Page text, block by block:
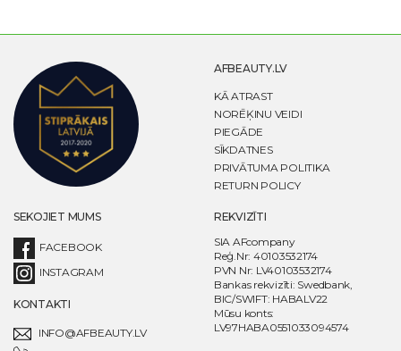
AFBEAUTY.LV
KĀ ATRAST
NORĒĶINU VEIDI
PIEGĀDE
SĪKDATNES
PRIVĀTUMA POLITIKA
RETURN POLICY
SEKOJIET MUMS
FACEBOOK
INSTAGRAM
KONTAKTI
INFO@AFBEAUTY.LV
REKVIZĪTI
SIA AFcompany
Reģ.Nr: 40103532174
PVN Nr: LV40103532174
Bankas rekvizīti: Swedbank,
BIC/SWIFT: HABALV22
Mūsu konts:
LV97HABA0551033094574